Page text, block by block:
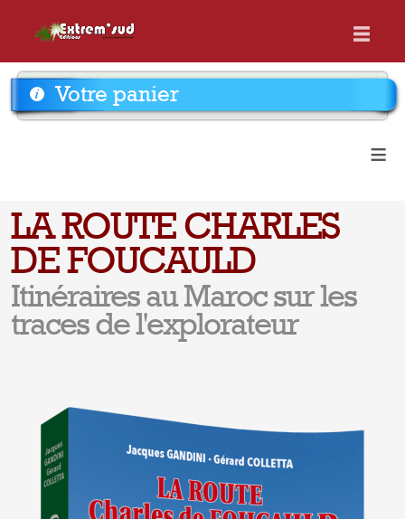
Votre panier
≡
LA ROUTE CHARLES
DE FOUCAULD
Itinéraires au Maroc sur les
traces de l'explorateur